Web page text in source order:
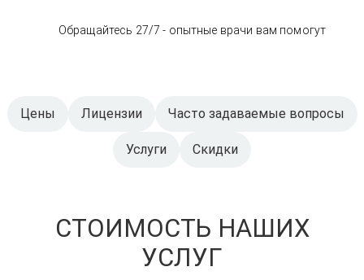
Обращайтесь 27/7 - опытные врачи вам помогут
Цены Лицензии Часто задаваемые вопросы
Услуги Скидки
СТОИМОСТЬ НАШИХ
УСЛУГ